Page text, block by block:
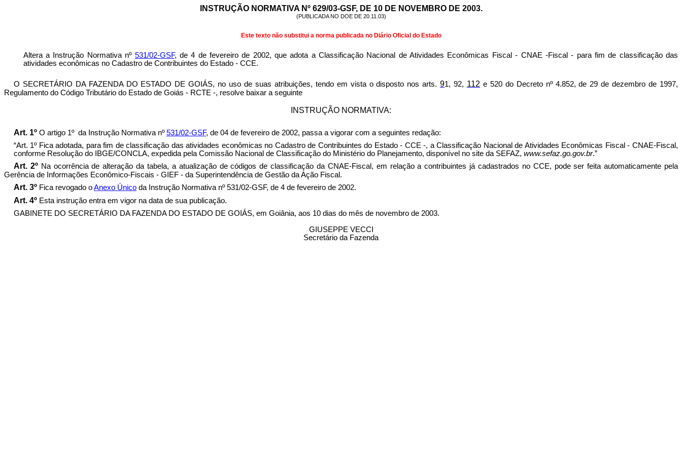
INSTRUÇÃO NORMATIVA Nº 629/03-GSF, DE 10 DE NOVEMBRO DE 2003.
(PUBLICADA NO DOE DE 20.11.03)
Este texto não substitui a norma publicada no Diário Oficial do Estado
Altera a Instrução Normativa nº 531/02-GSF, de 4 de fevereiro de 2002, que adota a Classificação Nacional de Atividades Econômicas Fiscal - CNAE -Fiscal - para fim de classificação das
atividades econômicas no Cadastro de Contribuintes do Estado - CCE.
O SECRETÁRIO DA FAZENDA DO ESTADO DE GOIÁS, no uso de suas atribuições, tendo em vista o disposto nos arts.91, 92, 112 e 520 do Decreto nº 4.852, de 29 de dezembro de 1997,
Regulamento do Código Tributário do Estado de Goiás - RCTE -, resolve baixar a seguinte
INSTRUÇÃO NORMATIVA:
Art. 1º O artigo 1º da Instrução Normativa nº531/02-GSF, de 04 de fevereiro de 2002, passa a vigorar com a seguintes redação:
“Art. 1º Fica adotada, para fim de classificação das atividades econômicas no Cadastro de Contribuintes do Estado - CCE -, a Classificação Nacional de Atividades Econômicas Fiscal - CNAE-Fiscal,
conforme Resolução do IBGE/CONCLA, expedida pela Comissão Nacional de Classificação do Ministério do Planejamento, disponível no site da SEFAZ, www.sefaz.go.gov.br.”
Art. 2º Na ocorrência de alteração da tabela, a atualização de códigos de classificação da CNAE-Fiscal, em relação a contribuintes já cadastrados no CCE, pode ser feita automaticamente pela
Gerência de Informações Econômico-Fiscais - GIEF - da Superintendência de Gestão da Ação Fiscal.
Art. 3º Fica revogado oAnexo Únicoda Instrução Normativa nº 531/02-GSF, de 4 de fevereiro de 2002.
Art. 4ºEsta instrução entra em vigor na data de sua publicação.
GABINETE DO SECRETÁRIO DA FAZENDA DO ESTADO DE GOIÁS, em Goiânia, aos 10 dias do mês de novembro de 2003.
GIUSEPPE VECCI
Secretário da Fazenda